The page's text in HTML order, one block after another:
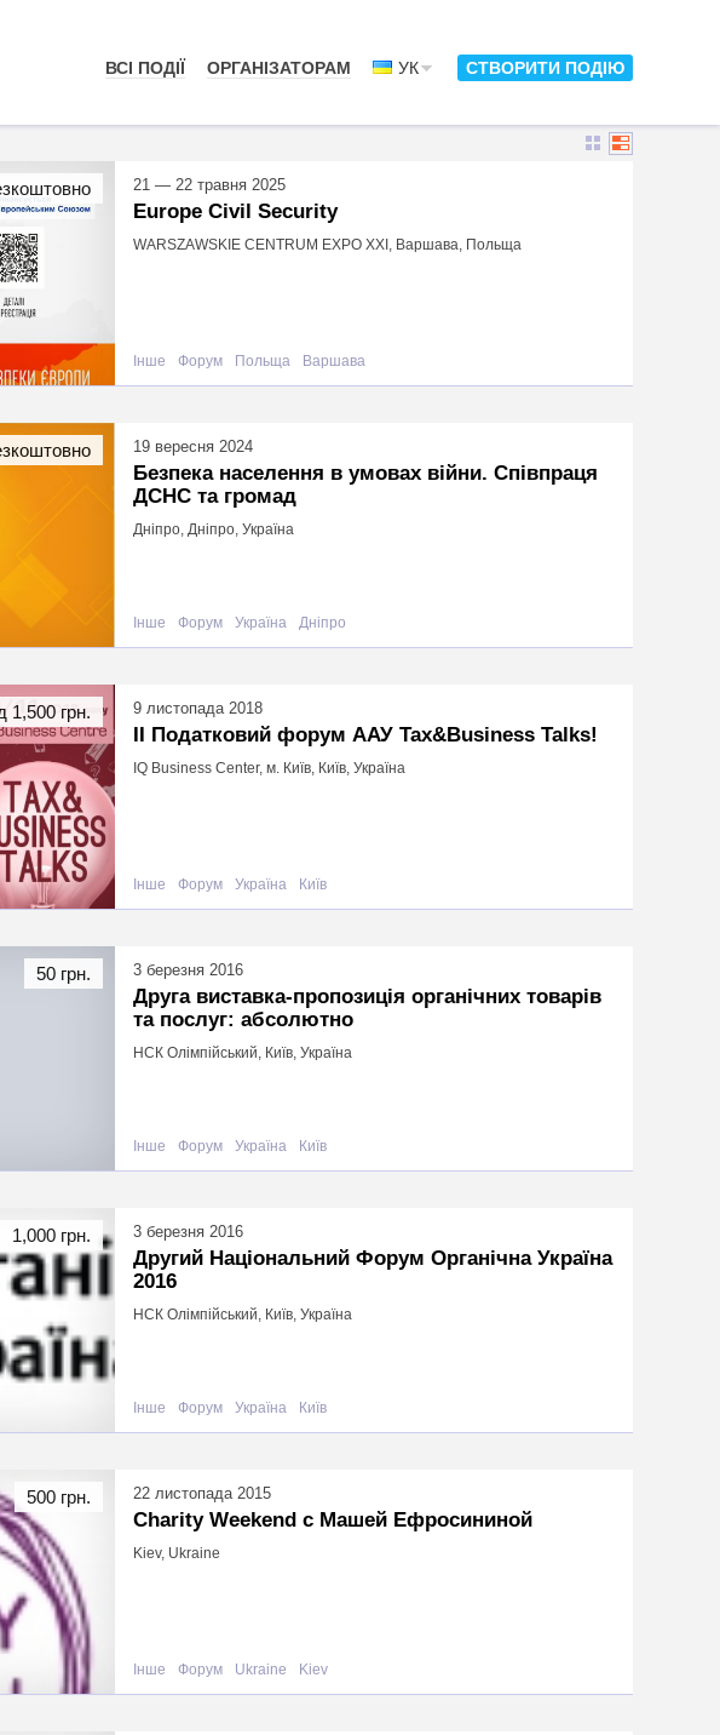
ВСІ ПОДІЇ ОРГАНІЗАТОРАМ УК СТВОРИТИ ПОДІЮ
21 — 22 травня 2025
Europe Civil Security
WARSZAWSKIE CENTRUM EXPO XXI, Варшава, Польща
Інше Форум Польща Варшава
19 вересня 2024
Безпека населення в умовах війни. Співпраця
ДСНС та громад
Дніпро, Дніпро, Україна
Інше Форум Україна Дніпро
9 листопада 2018
ІІ Податковий форум ААУ Tax&Business Talks!
IQ Business Center, м. Київ, Київ, Україна
Інше Форум Україна Київ
1,500 грн.
3 березня 2016
Друга виставка-пропозиція органічних товарів
та послуг: абсолютно
НСК Олімпійський, Київ, Україна
Інше Форум Україна Київ
50 грн.
3 березня 2016
Другий Національний Форум Органічна Україна
2016
НСК Олімпійський, Київ, Україна
Інше Форум Україна Київ
1,000 грн.
22 листопада 2015
Charity Weekend c Машей Ефросининой
Kiev, Ukraine
Інше Форум Ukraine Kiev
500 грн.